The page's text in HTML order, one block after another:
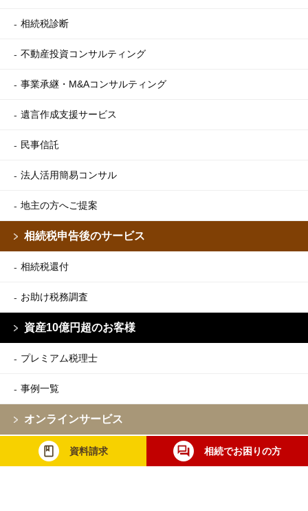
資料請求 相続でお困りの方
相続税診断
不動産投資コンサルティング
事業承継・M&Aコンサルティング
遺言作成支援サービス
民事信託
法人活用簡易コンサル
地主の方へご提案
相続税申告後のサービス
相続税還付
お助け税務調査
資産10億円超のお客様
プレミアム税理士
事例一覧
オンラインサービス
相続のせんせい